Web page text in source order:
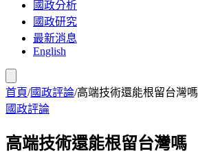
國政分析
國政研究
最新消息
English
首頁/國政評論/高端技術還能根留台灣嗎
國政評論
高端技術還能根留台灣嗎